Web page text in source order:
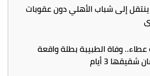
ينتقل إلى شباب الأهلي دون عقوبات
عطاء.. وفاة الطبيبة بطلة واقعة
3 أيام